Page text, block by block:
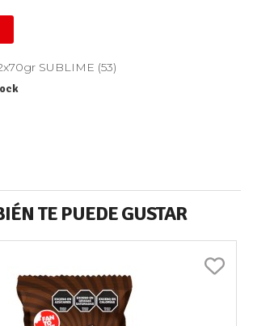
SUBLIME (53)
TE PUEDE GUSTAR